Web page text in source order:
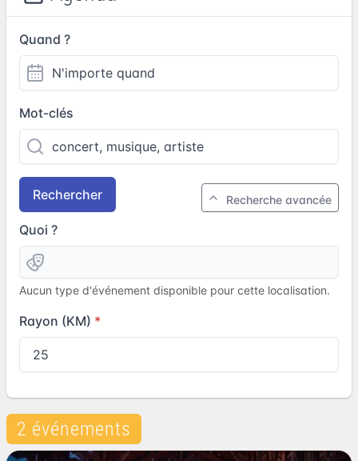
Quand ?
Mot-clés
Rechercher Recherche avancée
Quoi ?
Aucun type d'événement disponible pour cette localisation.
Rayon (KM)
2 événements